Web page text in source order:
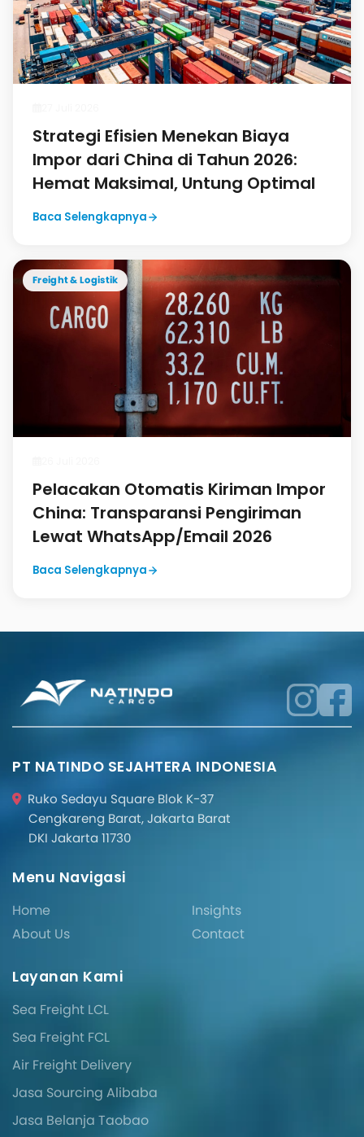
Strategi Efisien Menekan Biaya
Impor dari China di Tahun 2026:
Hemat Maksimal, Untung Optimal
Baca Selengkapnya
Freight & Logistik
Pelacakan Otomatis Kiriman Impor
China: Transparansi Pengiriman
Lewat WhatsApp/Email 2026
Baca Selengkapnya
PT NATINDO SEJAHTERA INDONESIA
Ruko Sedayu Square Blok K-37
Cengkareng Barat, Jakarta Barat
DKI Jakarta 11730
Menu Navigasi
Home
About Us
Insights
Contact
Layanan Kami
Sea Freight LCL
Sea Freight FCL
Air Freight Delivery
Jasa Sourcing Alibaba
Jasa Belanja Taobao